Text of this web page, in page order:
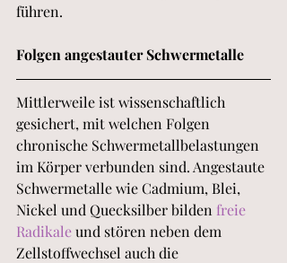
führen.
Folgen angestauter Schwermetalle
Mittlerweile ist wissenschaftlich
gesichert, mit welchen Folgen
chronische Schwermetallbelastungen
im Körper verbunden sind. Angestaute
Schwermetalle wie Cadmium, Blei,
Nickel und Quecksilber bilden freie
Radikale und stören neben dem
Zellstoffwechsel auch die